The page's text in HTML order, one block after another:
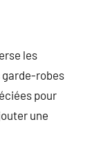
les
garde-robes
pour
une